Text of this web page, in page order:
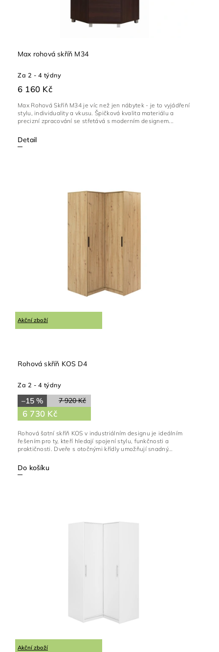
Max rohová skříň M34
Za 2 - 4 týdny
6 160 Kč
Detail
Max Rohová Skříň M34 je víc než jen nábytek - je to vyjádření
stylu, individuality a vkusu. Špičková kvalita materiálu a
precizní zpracování se střetává s moderním designem...
Akční zboží
Rohová skříň KOS D4
Za 2 - 4 týdny
7 920 Kč
–15 %
6 730 Kč
Do košíku
Rohová šatní skříň KOS v industriálním designu je ideálním
řešením pro ty, kteří hledají spojení stylu, funkčnosti a
praktičnosti. Dveře s otočnými křídly umožňují snadný...
Akční zboží